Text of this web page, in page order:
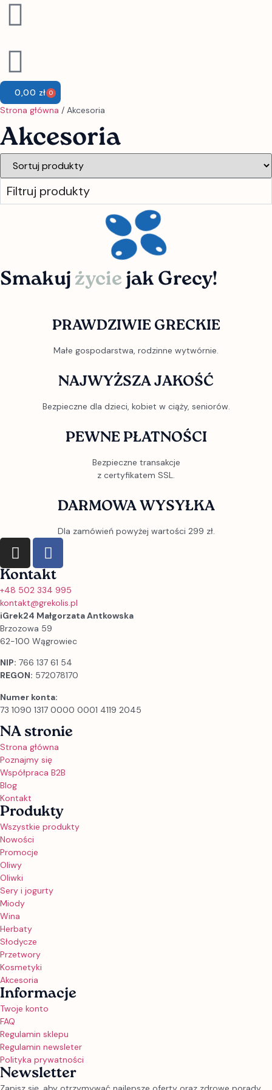
0,00 zł 0
Strona główna / Akcesoria
Akcesoria
Filtruj produkty
Smakujżyciejak Grecy!
PRAWDZIWIE GRECKIE
Małe gospodarstwa, rodzinne wytwórnie.
NAJWYŻSZA JAKOŚĆ
Bezpieczne dla dzieci, kobiet w ciąży, seniorów.
PEWNE PŁATNOŚCI
Bezpieczne transakcje
z certyfikatem SSL.
DARMOWA WYSYŁKA
Dla zamówień powyżej wartości 299 zł.
Kontakt
+48 502 334 995
kontakt@grekolis.pl
iGrek24 Małgorzata Antkowska
Brzozowa 59
62-100 Wągrowiec
NIP: 766 137 61 54
REGON: 572078170
Numer konta:
73 1090 1317 0000 0001 4119 2045
NA stronie
Strona główna
Poznajmy się
Współpraca B2B
Blog
Kontakt
Produkty
Wszystkie produkty
Nowości
Promocje
Oliwy
Oliwki
Sery i jogurty
Miody
Wina
Herbaty
Słodycze
Przetwory
Kosmetyki
Akcesoria
Informacje
Twoje konto
FAQ
Regulamin sklepu
Regulamin newsleter
Polityka prywatności
Newsletter